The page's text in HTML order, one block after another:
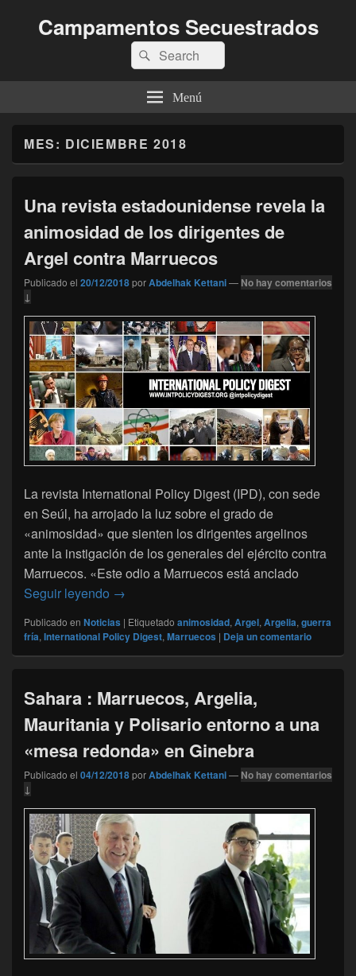
Campamentos Secuestrados
Buscar
por:
Buscar
Menú
MES: DICIEMBRE 2018
Una revista estadounidense revela la
animosidad de los dirigentes de
Argel contra Marruecos
Publicado el 20/12/2018porAbdelhak Kettani— No hay comentarios
↓
La revista International Policy Digest (IPD), con sede
en Seúl, ha arrojado la luz sobre el grado de
«animosidad» que sienten los dirigentes argelinos
ante la instigación de los generales del ejército contra
Marruecos. «Este odio a Marruecos está anclado
Seguir leyendo Una revista estadounidense revela la
→
Publicado en Noticias | Etiquetado animosidad,Argel,Argelia,guerra
fría,International Policy Digest,Marruecos | Deja un comentario
Sahara : Marruecos, Argelia,
Mauritania y Polisario entorno a una
«mesa redonda» en Ginebra
Publicado el 04/12/2018porAbdelhak Kettani— No hay comentarios
↓